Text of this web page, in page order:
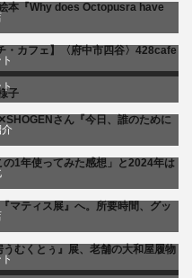
本『Why does Octopusra have
・カフェ】〈府中市四谷〉428cafe
子
ト
引き出し
さん『今日、誰のために
の1年使ってみた感想」と2024年は
博物館巡り
マティス展』へ。所要時間、グッ
むくとぅ』展、老舗の大和屋履物